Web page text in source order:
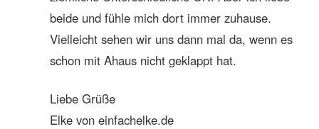
beide und fühle mich dort immer zuhause.
Vielleicht sehen wir uns dann mal da, wenn es
schon mit Ahaus nicht geklappt hat.
Liebe Grüße
Elke von einfachelke.de